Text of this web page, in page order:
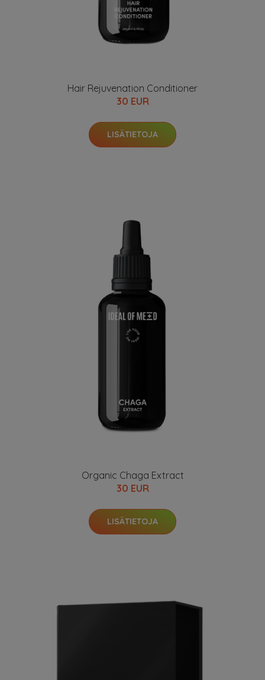
Hair Rejuvenation Conditioner
30 EUR
LISÄTIETOJA
Organic Chaga Extract
30 EUR
LISÄTIETOJA